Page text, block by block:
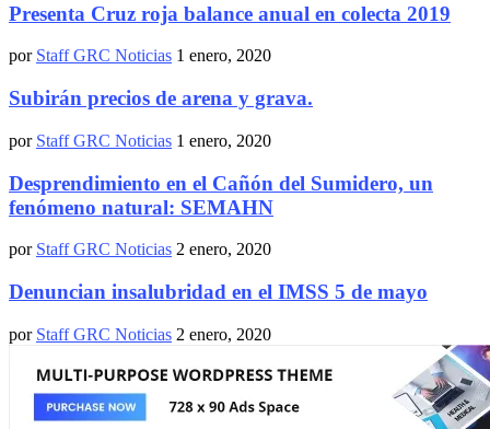
Presenta Cruz roja balance anual en colecta 2019
por Staff GRC Noticias 1 enero, 2020
Subirán precios de arena y grava.
por Staff GRC Noticias 1 enero, 2020
Desprendimiento en el Cañón del Sumidero, un
fenómeno natural: SEMAHN
por Staff GRC Noticias 2 enero, 2020
Denuncian insalubridad en el IMSS 5 de mayo
por Staff GRC Noticias 2 enero, 2020